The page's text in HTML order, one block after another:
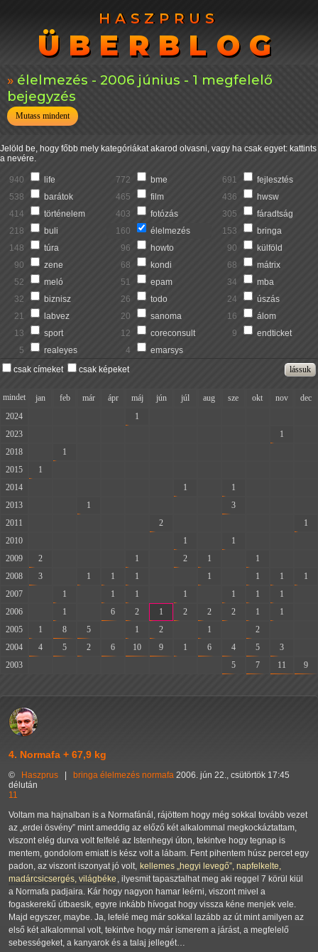
HASZPRUS
ÜBERBLOG
HASZPRUS
ÜBERBLOG
élelmezés - 2006 június - 1 megfelelő
bejegyzés
Mutass mindent
Jelöld be, hogy főbb mely kategóriákat akarod olvasni, vagy ha csak egyet: kattints
a nevére.
940 life 772 bme 691
fejlesztés
538
barátok 465 film 436
hwsw
414
történelem 403 fotózás 305
fáradtság
218
buli 160 élelmezés 153
bringa
148
túra 96 howto 90
külföld
90
zene 68 kondi 68
mátrix
52
meló 51 epam 34
mba
32
biznisz 26 todo 24
úszás
21
labvez 20 sanoma 16
álom
13
sport 12 coreconsult 9
endticket
5
realeyes 4
emarsys
csak címeket
csak képeket
mindet jan feb már ápr máj jún júl aug sze okt nov
dec
2024
1
2023
1
2018
1
2015
1
2014
1 1
2013
1 3
2011
2
1
2010
1 1
2009
2 1 2 1 1
2008
3 1 1 1 1 1 1
1
2007
1 1 1 1 1 1 1
2006
1 6 2 1 2 2 2 1 1
2005
1 8 5 1 2 1 2
2004
4 5 2 6 10 9 1 6 4 5 3
2003
5 7 11 9
4. Normafa + 67,9 kg
© Haszprus bringa élelmezés normafa 2006. jún 22., csütörtök 17:45
délután
11
Voltam ma hajnalban is a Normafánál, rájöttem hogy még sokkal tovább vezet
az erdei ösvény mint ameddig az előző két alkalommal megkockáztattam,
viszont elég durva volt felfelé az Istenhegyi úton, tekintve hogy tegnap is
mentem, gondolom emiatt is kész volt a lábam. Fent pihentem húsz percet egy
padon, az viszont iszonyat jó volt, kellemes hegyi levegő , napfelkelte,
madárcsicsergés, világbéke , ilyesmit tapasztalhat meg aki reggel 7 körül kiül
a Normafa padjaira. Kár hogy nagyon hamar leérni, viszont mivel a
fogaskerekű útbaesik, egyre inkább hívogat hogy vissza kéne menjek vele.
Majd egyszer, maybe. Ja, lefelé meg már sokkal lazább az út mint amilyen az
első két alkalommal volt, tekintve hogy már ismerem a járást, a megfelelő
sebességeket, a kanyarok és a talaj jellegét…